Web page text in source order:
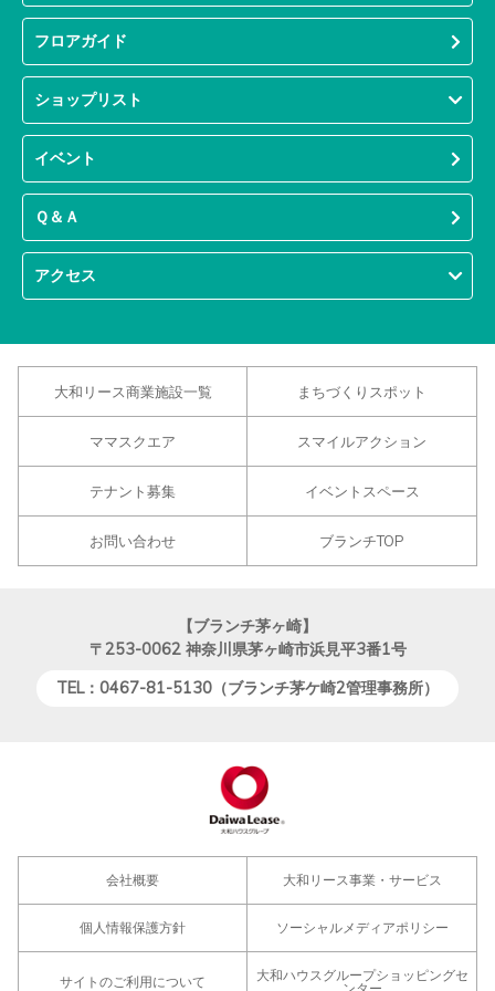
フロアガイド
ショップリスト
イベント
Ｑ＆Ａ
アクセス
大和リース商業施設一覧 まちづくりスポット
ママスクエア スマイルアクション
テナント募集 イベントスペース
お問い合わせ ブランチTOP
【ブランチ茅ヶ崎】
〒253-0062 神奈川県茅ヶ崎市浜見平3番1号
TEL：0467-81-5130（ブランチ茅ケ崎2管理事務所）
会社概要 大和リース事業・サービス
個人情報保護方針 ソーシャルメディアポリシー
サイトのご利用について
大和ハウスグループショッピングセ